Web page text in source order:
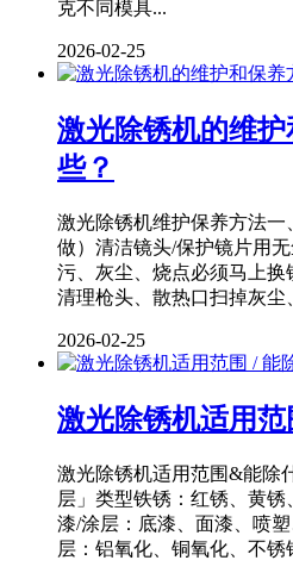
克不同模具...
2026-02-25
激光除锈机的维
些？
激光除锈机维护保养方法
做）清洁镜头/保护镜片用
污、灰尘、烧点必须马上
清理枪头、散热口扫掉灰尘
2026-02-25
激光除锈机适用
激光除锈机适用范围&能除
层」类型铁锈：红锈、黄
漆/涂层：底漆、面漆、喷
层：铝氧化、铜氧化、不锈